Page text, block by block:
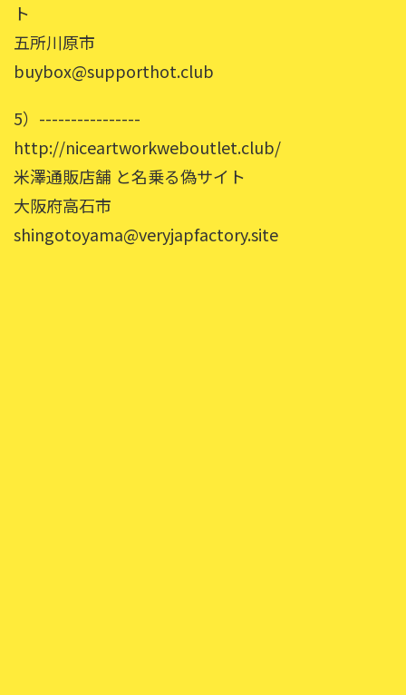
ト
五所川原市
buybox@supporthot.club
5）----------------
http://niceartworkweboutlet.club/
米澤通販店舗 と名乗る偽サイト
大阪府高石市
shingotoyama@veryjapfactory.site